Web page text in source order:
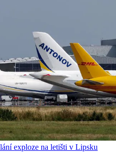
exploze na letišti v Lipsku